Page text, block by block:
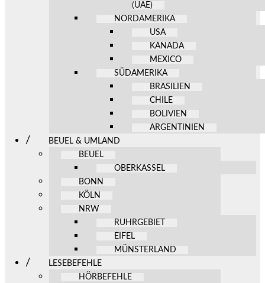
(UAE)
NORDAMERIKA
USA
KANADA
MEXICO
SÜDAMERIKA
BRASILIEN
CHILE
BOLIVIEN
ARGENTINIEN
BEUEL & UMLAND
BEUEL
OBERKASSEL
BONN
KÖLN
NRW
RUHRGEBIET
EIFEL
MÜNSTERLAND
LESEBEFEHLE
HÖRBEFEHLE